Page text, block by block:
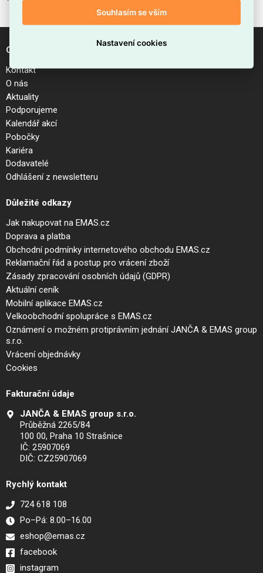
O společnosti
Kontakt
O nás
Aktuality
Podporujeme
Kalendář akcí
Pobočky
Kariéra
Dodavatelé
Odhlášení z newsletteru
Důležité odkazy
Jak nakupovat na EMAS.cz
Doprava a platba
Obchodní podmínky internetového obchodu EMAS.cz
Reklamační řád a postup pro vrácení zboží
Zásady zpracování osobních údajů (GDPR)
Aktuální ceník
Mobilní aplikace EMAS.cz
Velkoobchodní spolupráce s EMAS.cz
Oznámení o možném protiprávním jednání JANČA & EMAS group
s.r.o.
Vrácení objednávky
Cookies
Fakturační údaje
JANČA & EMAS group s.r.o.
Průběžná 2265/84
100 00, Praha 10 Strašnice
IČ: 25907069
DIČ: CZ25907069
Rychlý kontakt
724 618 108
Po–Pá: 8.00–16.00
eshop@emas.cz
facebook
instagram
Souhlasím se vším
Nastavení cookies